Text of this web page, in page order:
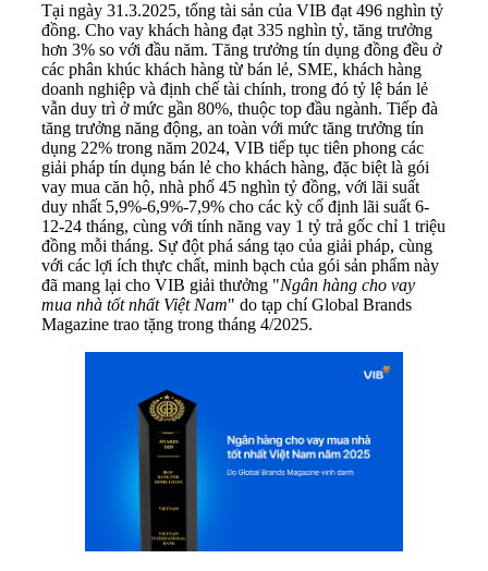
Tại ngày 31.3.2025, tổng tài sản của VIB đạt 496 nghìn tỷ
đồng. Cho vay khách hàng đạt 335 nghìn tỷ, tăng trưởng
hơn 3% so với đầu năm. Tăng trưởng tín dụng đồng đều ở
các phân khúc khách hàng từ bán lẻ, SME, khách hàng
doanh nghiệp và định chế tài chính, trong đó tỷ lệ bán lẻ
vẫn duy trì ở mức gần 80%, thuộc top đầu ngành. Tiếp đà
tăng trưởng năng động, an toàn với mức tăng trưởng tín
dụng 22% trong năm 2024, VIB tiếp tục tiên phong các
giải pháp tín dụng bán lẻ cho khách hàng, đặc biệt là gói
vay mua căn hộ, nhà phố 45 nghìn tỷ đồng, với lãi suất
duy nhất 5,9%-6,9%-7,9% cho các kỳ cố định lãi suất 6-
12-24 tháng, cùng với tính năng vay 1 tỷ trả gốc chỉ 1 triệu
đồng mỗi tháng. Sự đột phá sáng tạo của giải pháp, cùng
với các lợi ích thực chất, minh bạch của gói sản phẩm này
đã mang lại cho VIB giải thưởng "Ngân hàng cho vay
mua nhà tốt nhất Việt Nam" do tạp chí Global Brands
Magazine trao tặng trong tháng 4/2025.